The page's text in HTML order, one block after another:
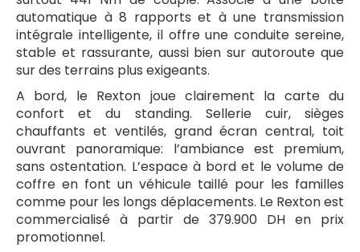
automatique à 8 rapports et à une transmission
intégrale intelligente, il offre une conduite sereine,
stable et rassurante, aussi bien sur autoroute que
sur des terrains plus exigeants.
A bord, le Rexton joue clairement la carte du
confort et du standing. Sellerie cuir, sièges
chauffants et ventilés, grand écran central, toit
ouvrant panoramique: l’ambiance est premium,
sans ostentation. L’espace à bord et le volume de
coffre en font un véhicule taillé pour les familles
comme pour les longs déplacements. Le Rexton est
commercialisé à partir de 379.900 DH en prix
promotionnel.